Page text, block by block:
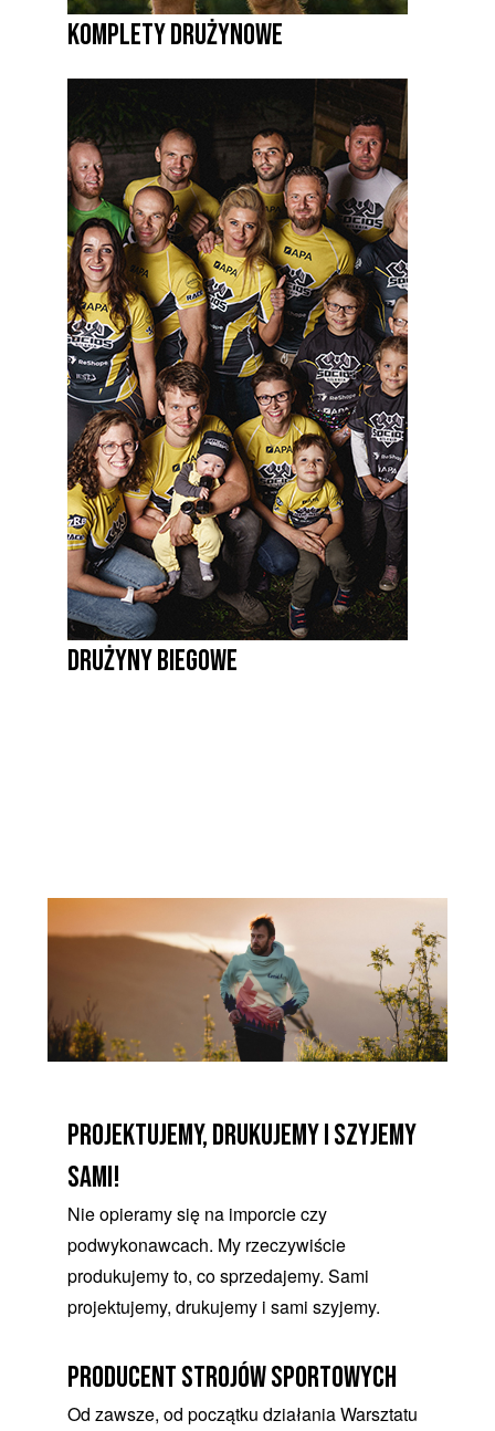
KOMPLETY DRUŻYNOWE
DRUŻYNY BIEGOWE
Projektujemy, drukujemy i szyjemy
sami!
Nie opieramy się na imporcie czy
podwykonawcach. My rzeczywiście
produkujemy to, co sprzedajemy. Sami
projektujemy, drukujemy i sami szyjemy.
producent strojów sportowych
Od zawsze, od początku działania Warsztatu